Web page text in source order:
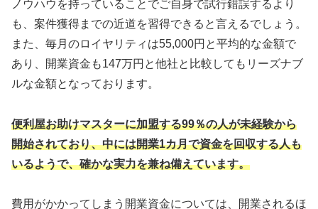
ノウハウを持っていることでご自身で試行錯誤するより
も、案件獲得までの近道を習得できると言えるでしょう。
また、毎月のロイヤリティは55,000円と平均的な金額で
あり、開業資金も147万円と他社と比較してもリーズナブ
ルな金額となっております。
便利屋お助けマスターに加盟する99％の人が未経験から
開始されており、中には開業1カ月で資金を回収する人も
いるようで、確かな実力を兼ね備えています。
費用がかかってしまう開業資金については、開業されるほ